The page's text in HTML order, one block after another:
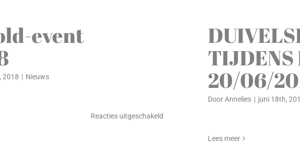
event
2018 | Nieuws
Reacties uitgeschakeldvoor
20/06/
DoorAnnelies | juni 18th,
Lees meer